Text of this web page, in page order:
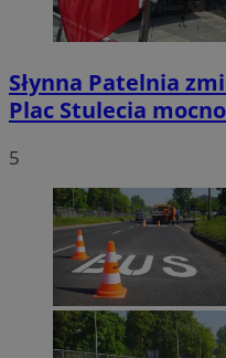
Słynna Patelnia
Plac Stulecia
5